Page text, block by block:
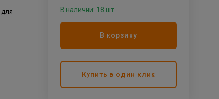
для
В наличии: 18 шт
В корзину
Купить в один клик